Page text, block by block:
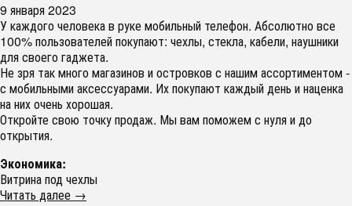
9 января 2023
У каждого человека в руке мобильный телефон. Абсолютно все
100% пользователей покупают: чехлы, стекла, кабели, наушники
для своего гаджета.
Не зря так много магазинов и островков с нашим ассортиментом -
с мобильными аксессуарами. Их покупают каждый день и наценка
на них очень хорошая.
Откройте свою точку продаж. Мы вам поможем с нуля и до
открытия.
Экономика:
Витрина под чехлы
Читать далее →